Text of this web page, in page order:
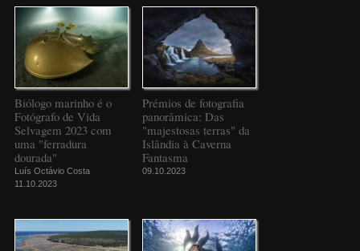
Biólogo marinho é o
Fotógrafo de Vida
Selvagem 2023 com
uma "ferradura
dourada"
Luís Octávio Costa
11.10.2023
Prémios de fotografia
panorâmica: Das
"majestosas terras" da
Islândia à Caverna
Fantasma
09.10.2023